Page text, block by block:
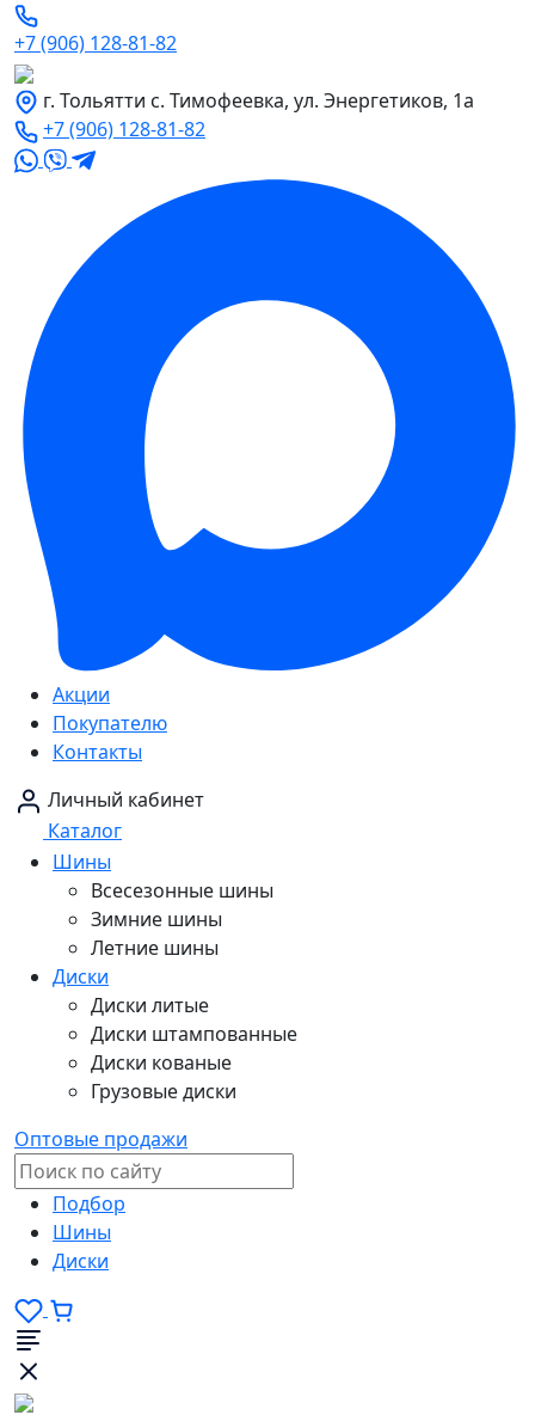
+7 (906) 128-81-82
г. Тольятти с. Тимофеевка, ул. Энергетиков, 1а
+7 (906) 128-81-82
Акции
Покупателю
Контакты
Личный кабинет
Каталог
Шины
Всесезонные шины
Зимние шины
Летние шины
Диски
Диски литые
Диски штампованные
Диски кованые
Грузовые диски
Оптовые продажи
Подбор
Шины
Диски